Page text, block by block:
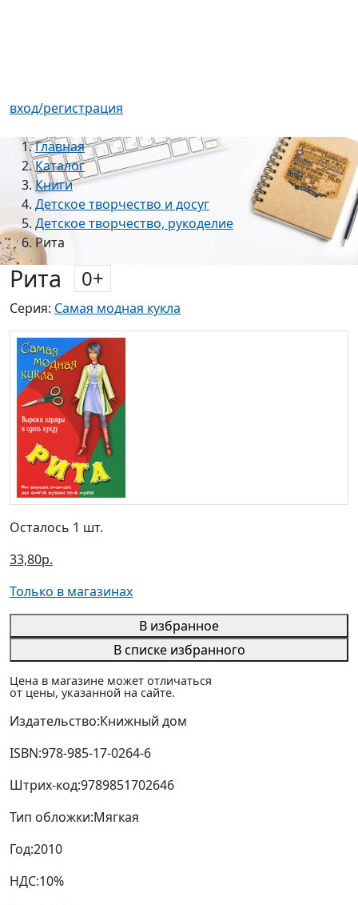
вход/регистрация
Главная
Каталог
Книги
Детское творчество и досуг
Детское творчество, рукоделие
Рита
Рита 0+
Серия: Самая модная кукла
Осталось 1 шт.
33,80р.
Только в магазинах
В избранное
В списке избранного
Цена в магазине может отличаться
от цены, указанной на сайте.
Издательство:Книжный дом
ISBN:978-985-17-0264-6
Штрих-код:9789851702646
Тип обложки:Мягкая
Год:2010
НДС:10%